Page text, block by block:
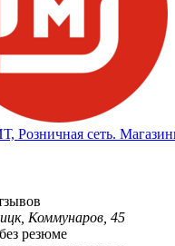
Розничная сеть.
Коммунаров, 45
резюме